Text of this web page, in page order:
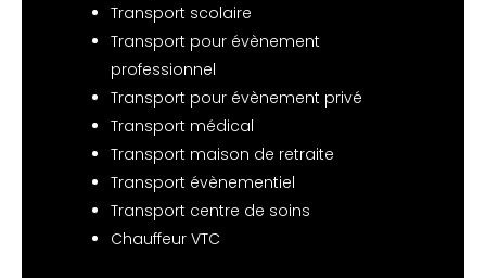
Transport scolaire
Transport pour évènement
professionnel
Transport pour évènement privé
Transport médical
Transport maison de retraite
Transport évènementiel
Transport centre de soins
Chauffeur VTC